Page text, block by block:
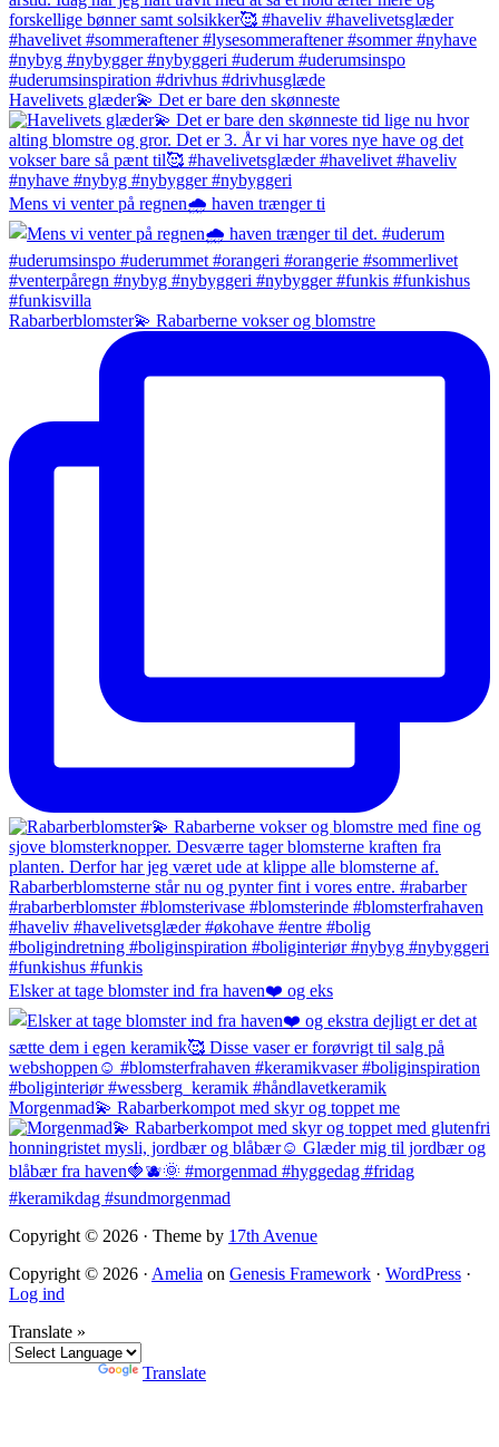
Havelivets glæder💫 Det er bare den skønneste
Mens vi venter på regnen🌧️ haven trænger ti
Rabarberblomster💫 Rabarberne vokser og blomstre
Elsker at tage blomster ind fra haven❤️ og eks
Morgenmad💫 Rabarberkompot med skyr og toppet me
Copyright © 2026 · Theme by 17th Avenue
Copyright © 2026 · Amelia on Genesis Framework · WordPress ·
Log ind
Translate »
Translate